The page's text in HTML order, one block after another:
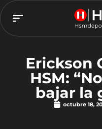
Erickson
HSM:
bajar la
octubre 18,